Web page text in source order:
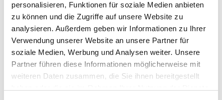
personalisieren, Funktionen für soziale Medien anbieten
zu können und die Zugriffe auf unsere Website zu
analysieren. Außerdem geben wir Informationen zu Ihrer
Verwendung unserer Website an unsere Partner für
soziale Medien, Werbung und Analysen weiter. Unsere
Partner führen diese Informationen möglicherweise mit
weiteren Daten zusammen, die Sie ihnen bereitgestellt
Chiller Smart Feature: Hoher